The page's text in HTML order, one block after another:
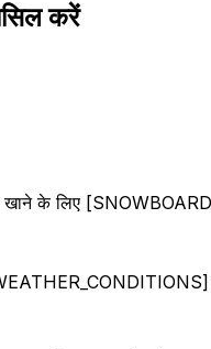
करें
खाने के लिए